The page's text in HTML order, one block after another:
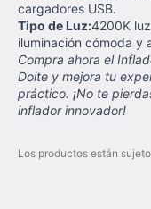
cargadores USB.
Tipo de Luz:4200K
iluminación cómoda y
Compra ahora el
Doite y mejora tu
práctico. ¡No te
inflador innovador!
Los productos están